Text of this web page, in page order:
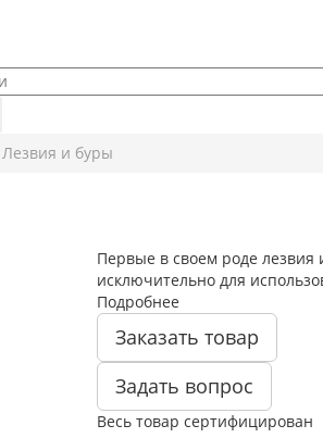
и буры
Первые в своем роде лезвия
исключительно для
Подробнее
Заказать товар
Задать вопрос
Весь товар сертифицирован